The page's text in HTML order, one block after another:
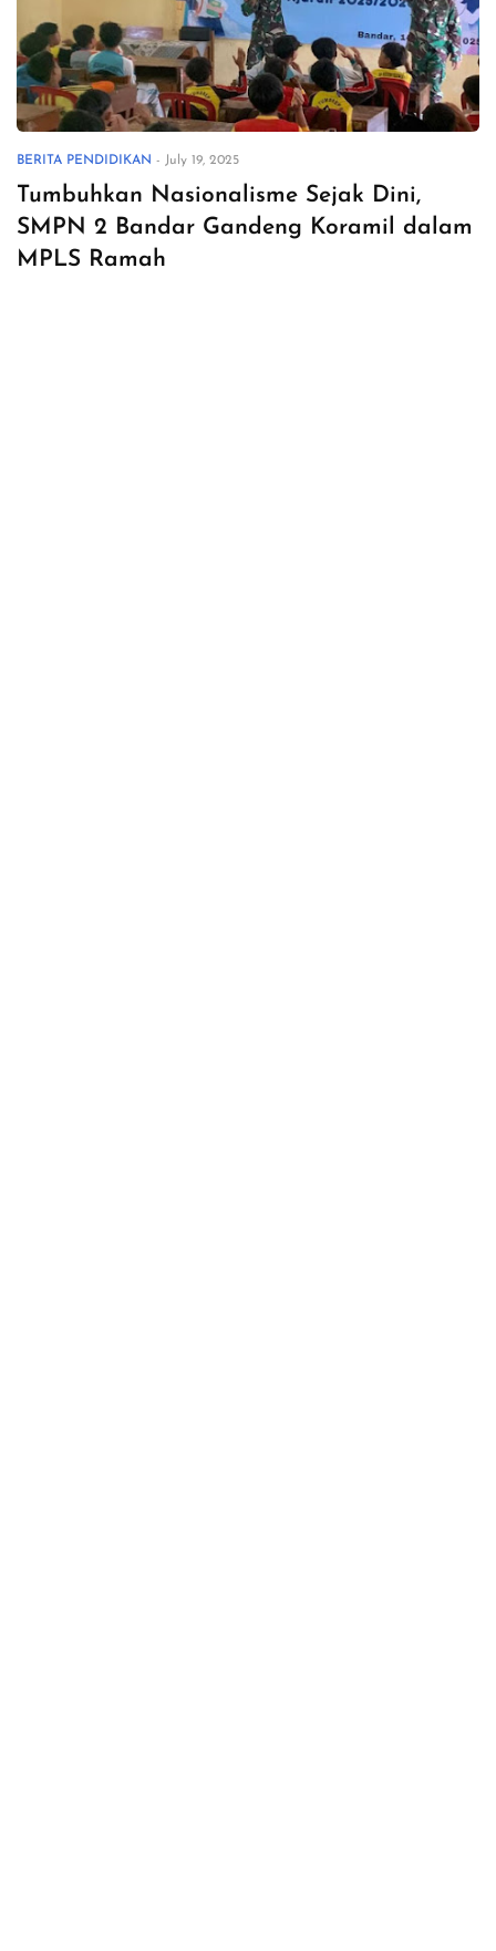
BERITA PENDIDIKAN - July 19, 2025
Tumbuhkan Nasionalisme Sejak Dini,
SMPN 2 Bandar Gandeng Koramil dalam
MPLS Ramah